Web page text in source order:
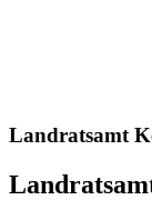
Landratsamt